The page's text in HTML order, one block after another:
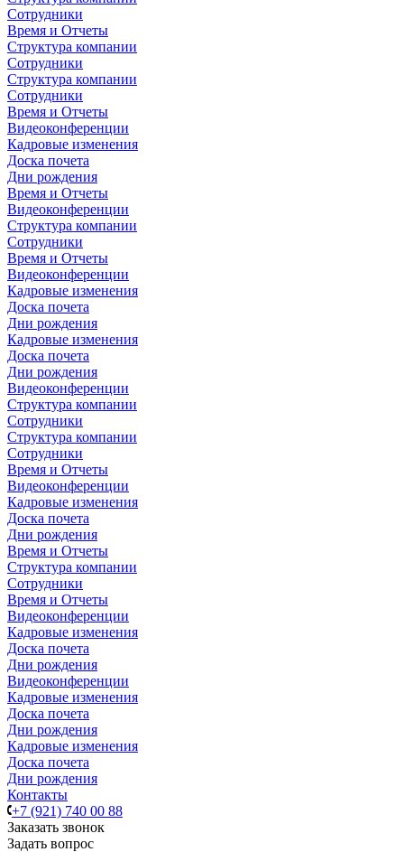
Сотрудники
Время и Отчеты
Структура компании
Сотрудники
Структура компании
Сотрудники
Время и Отчеты
Видеоконференции
Кадровые изменения
Доска почета
Дни рождения
Время и Отчеты
Видеоконференции
Структура компании
Сотрудники
Время и Отчеты
Видеоконференции
Кадровые изменения
Доска почета
Дни рождения
Кадровые изменения
Доска почета
Дни рождения
Видеоконференции
Структура компании
Сотрудники
Структура компании
Сотрудники
Время и Отчеты
Видеоконференции
Кадровые изменения
Доска почета
Дни рождения
Время и Отчеты
Структура компании
Сотрудники
Время и Отчеты
Видеоконференции
Кадровые изменения
Доска почета
Дни рождения
Видеоконференции
Кадровые изменения
Доска почета
Дни рождения
Кадровые изменения
Доска почета
Дни рождения
Контакты
+7 (921) 740 00 88
Заказать звонок
Задать вопрос